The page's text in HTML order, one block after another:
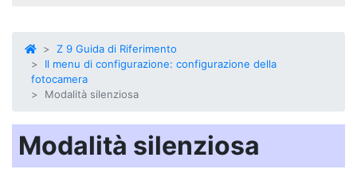
Z 9 Guida di Riferimento
Il menu di configurazione: configurazione della
fotocamera
Modalità silenziosa
Modalità silenziosa